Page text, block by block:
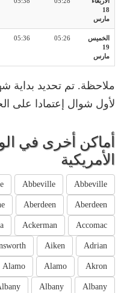
18
مارس
الخميس
19
مارس
05:26
05:36
ملاحظة. تم تحديد بداية
لأول شوال إعتمادا على
أماكن أخرى في
الأمريكية
Abbeville
Abbeville
Aberdeen
Aberdeen
Accomac
Ackerman
Adrian
Aiken
Akron
Alamo
Alamo
Albany
Albany